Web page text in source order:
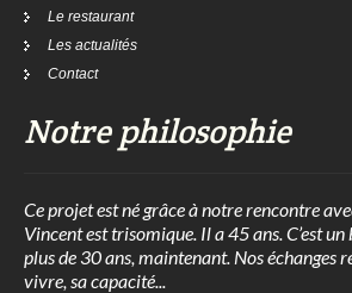
Le restaurant
Les actualités
Contact
Notre philosophie
Ce projet est né grâce à notre rencontre
Vincent est trisomique. Il a 45 ans. C’est
plus de 30 ans, maintenant. Nos échanges
vivre, sa capacité...